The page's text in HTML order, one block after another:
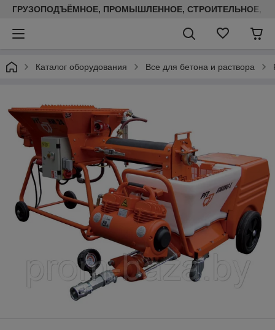
ГРУЗОПОДЪЁМНОЕ, ПРОМЫШЛЕННОЕ, СТРОИТЕЛЬНОЕ,
Каталог оборудования Все для бетона и раствора